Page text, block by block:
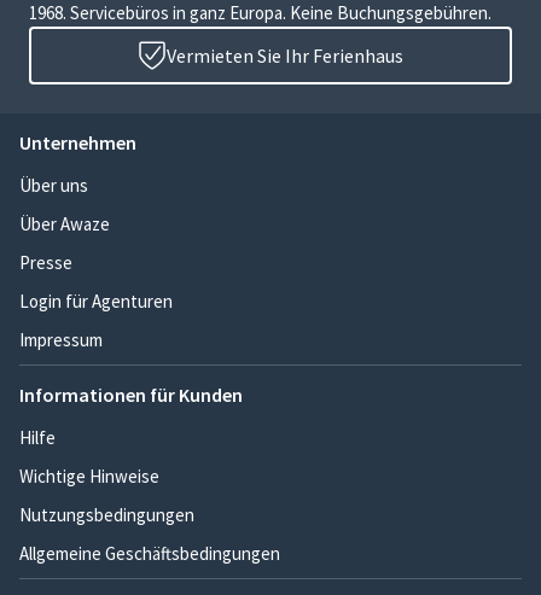
1968. Servicebüros in ganz Europa. Keine Buchungsgebühren.
Vermieten Sie Ihr Ferienhaus
Unternehmen
Über uns
Über Awaze
Presse
Login für Agenturen
Impressum
Informationen für Kunden
Hilfe
Wichtige Hinweise
Nutzungsbedingungen
Allgemeine Geschäftsbedingungen